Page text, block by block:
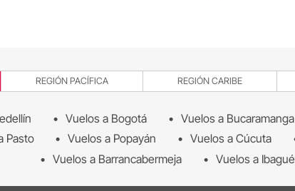
REGIÓN PACÍFICA REGIÓN CARIBE
Vuelos a Bogotá Vuelos a Bucaramanga
Pasto
Vuelos a Popayán Vuelos a Cúcuta
Vuelos a Barrancabermeja
Vuelos a Ibagué